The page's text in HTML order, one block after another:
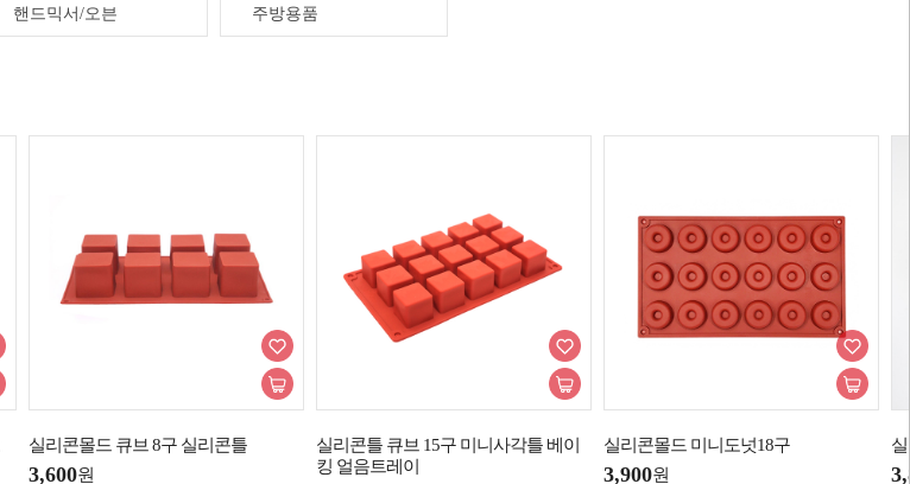
핸드믹서/오븐 주방용품
실리콘몰드 큐브 8구 실리콘틀
3,600원
실리콘틀 큐브 15구 미니사각틀 베이
킹 얼음트레이
실리콘몰드 미니도넛18구
3,900원